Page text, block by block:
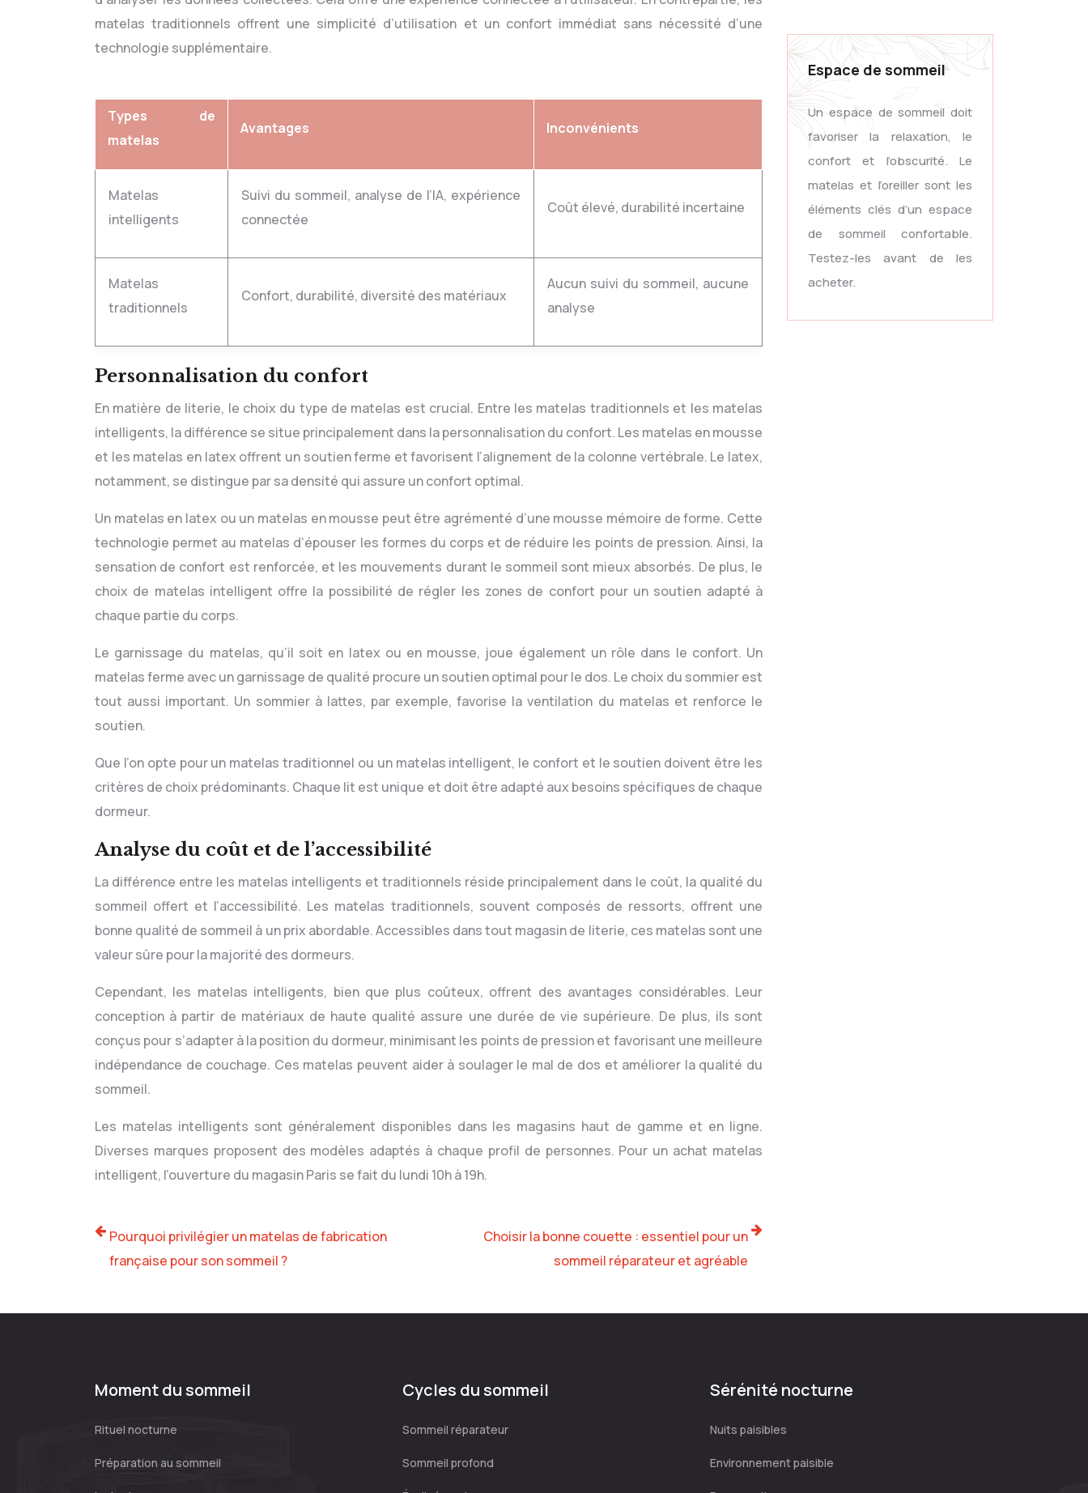
matelas traditionnels offrent une simplicité d’utilisation et un confort immédiat sans nécessité d’une
technologie supplémentaire.
Types de
matelas
Avantages Inconvénients
Matelas
intelligents
Suivi du sommeil, analyse de l’IA, expérience
connectée
Coût élevé, durabilité incertaine
Matelas
traditionnels
Confort, durabilité, diversité des matériaux
Aucun suivi du sommeil, aucune
analyse
Personnalisation du confort
En matière de literie, le choix du type de matelas est crucial. Entre les matelas traditionnels et les matelas
intelligents, la différence se situe principalement dans la personnalisation du confort. Les matelas en mousse
et les matelas en latex offrent un soutien ferme et favorisent l’alignement de la colonne vertébrale. Le latex,
notamment, se distingue par sa densité qui assure un confort optimal.
Un matelas en latex ou un matelas en mousse peut être agrémenté d’une mousse mémoire de forme. Cette
technologie permet au matelas d’épouser les formes du corps et de réduire les points de pression. Ainsi, la
sensation de confort est renforcée, et les mouvements durant le sommeil sont mieux absorbés. De plus, le
choix de matelas intelligent offre la possibilité de régler les zones de confort pour un soutien adapté à
chaque partie du corps.
Le garnissage du matelas, qu’il soit en latex ou en mousse, joue également un rôle dans le confort. Un
matelas ferme avec un garnissage de qualité procure un soutien optimal pour le dos. Le choix du sommier est
tout aussi important. Un sommier à lattes, par exemple, favorise la ventilation du matelas et renforce le
soutien.
Que l’on opte pour un matelas traditionnel ou un matelas intelligent, le confort et le soutien doivent être les
critères de choix prédominants. Chaque lit est unique et doit être adapté aux besoins spécifiques de chaque
dormeur.
Analyse du coût et de l’accessibilité
La différence entre les matelas intelligents et traditionnels réside principalement dans le coût, la qualité du
sommeil offert et l’accessibilité. Les matelas traditionnels, souvent composés de ressorts, offrent une
bonne qualité de sommeil à un prix abordable. Accessibles dans tout magasin de literie, ces matelas sont une
valeur sûre pour la majorité des dormeurs.
Cependant, les matelas intelligents, bien que plus coûteux, offrent des avantages considérables. Leur
conception à partir de matériaux de haute qualité assure une durée de vie supérieure. De plus, ils sont
conçus pour s’adapter à la position du dormeur, minimisant les points de pression et favorisant une meilleure
indépendance de couchage. Ces matelas peuvent aider à soulager le mal de dos et améliorer la qualité du
sommeil.
Les matelas intelligents sont généralement disponibles dans les magasins haut de gamme et en ligne.
Diverses marques proposent des modèles adaptés à chaque profil de personnes. Pour un achat matelas
intelligent, l’ouverture du magasin Paris se fait du lundi 10h à 19h.
Pourquoi privilégier un matelas de fabrication
française pour son sommeil ?
Choisir la bonne couette : essentiel pour un
sommeil réparateur et agréable
Espace de sommeil
Un espace de sommeil doit
favoriser la relaxation, le
confort et l’obscurité. Le
matelas et l’oreiller sont les
éléments clés d’un espace
de sommeil confortable.
Testez-les avant de les
acheter.
Moment du sommeil
Rituel nocturne
Préparation au sommeil
Cycles du sommeil
Sommeil réparateur
Sommeil profond
Sérénité nocturne
Nuits paisibles
Environnement paisible